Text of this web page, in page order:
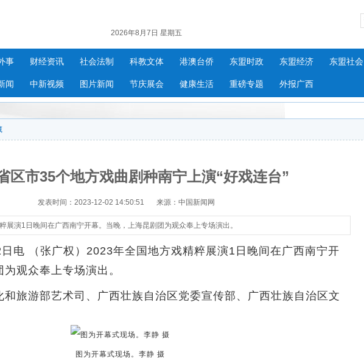
2026年8月7日 星期五
事 财经资讯 社会法制 科教文体 港澳台侨 东盟时政 东盟经济 东盟社会
闻 中新视频 图片新闻 节庆展会 健康生活 重磅专题 外报广西
区市35个地方戏曲剧种南宁上演“好戏连台”
发表时间：2023-12-02 14:50:51 来源：中国新闻网
展演1日晚间在广西南宁开幕。当晚，上海昆剧团为观众奉上专场演出。
（张广权）2023年全国地方戏精粹展演1日晚间在广西南宁开
观众奉上专场演出。
游部艺术司、广西壮族自治区党委宣传部、广西壮族自治区文
图为开幕式现场。李静 摄